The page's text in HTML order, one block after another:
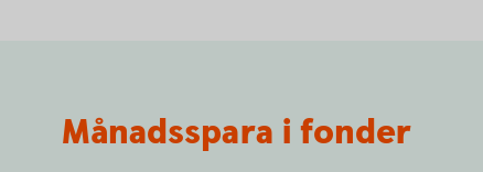
Månadsspara i fonder